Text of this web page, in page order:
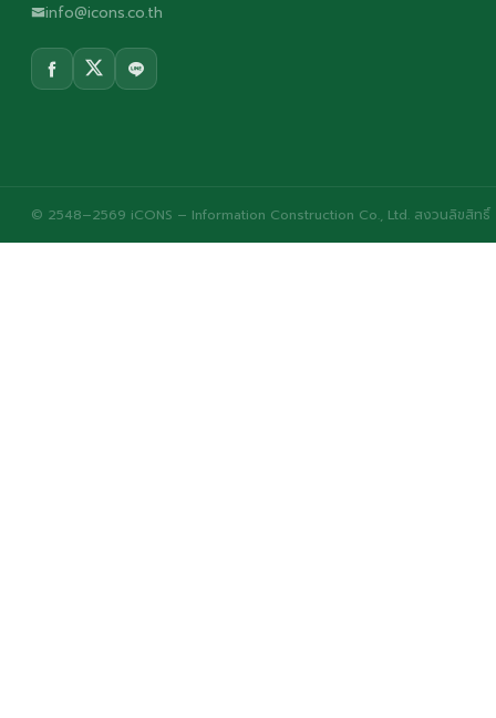
info@icons.co.th
© 2548–2569 iCONS – Information Construction Co., Ltd. สงวนลิขสิทธิ์